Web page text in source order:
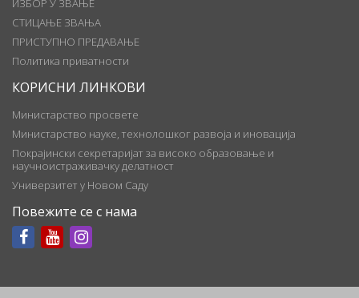
ИЗБОР У ЗВАЊЕ
СТИЦАЊЕ ЗВАЊА
ПРИСТУПНО ПРЕДАВАЊЕ
Политика приватности
КОРИСНИ ЛИНКОВИ
Министарство просвете
Министарство науке, технолошког развоја и иновација
Покрајински секретаријат за високо образовање и
научноистраживачку делатност
Универзитет у Новом Саду
Повежите се с нама